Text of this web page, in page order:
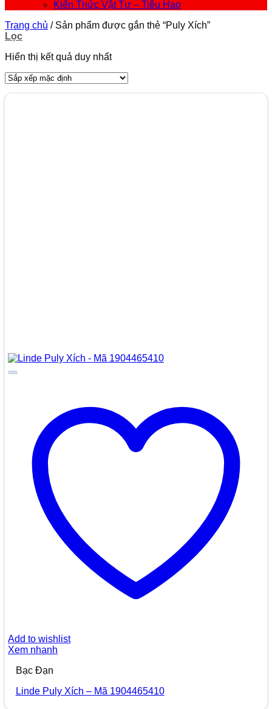
Kiến Thức Vật Tư – Tiêu Hao
Trang chủ /Sản phẩm được gắn thẻ “Puly Xích”
Lọc
Hiển thị kết quả duy nhất
Add to wishlist
Xem nhanh
Bạc Đạn
Linde Puly Xích – Mã 1904465410